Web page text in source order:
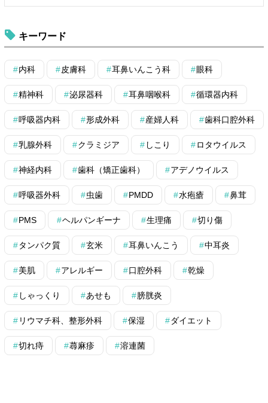
キーワード
内科 皮膚科 耳鼻いんこう科 眼科
精神科 泌尿器科 耳鼻咽喉科 循環器内科
呼吸器内科 形成外科 産婦人科 歯科口腔外科
乳腺外科 クラミジア しこり ロタウイルス
神経内科 歯科（矯正歯科） アデノウイルス
呼吸器外科 虫歯 PMDD 水疱瘡 鼻茸
PMS ヘルパンギーナ 生理痛 切り傷
タンパク質 玄米 耳鼻いんこう 中耳炎
美肌 アレルギー 口腔外科 乾燥
しゃっくり あせも 膀胱炎
リウマチ科、整形外科 保湿 ダイエット
切れ痔 蕁麻疹 溶連菌